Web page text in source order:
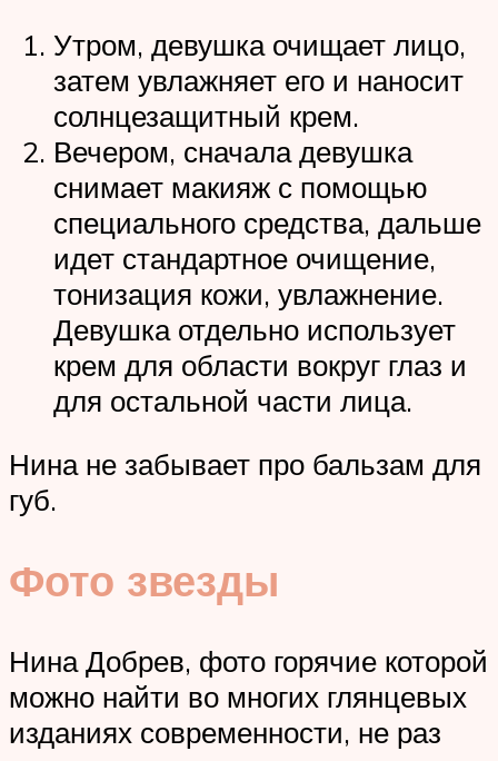
Утром, девушка очищает лицо,
затем увлажняет его и наносит
солнцезащитный крем.
Вечером, сначала девушка
снимает макияж с помощью
специального средства, дальше
идет стандартное очищение,
тонизация кожи, увлажнение.
Девушка отдельно использует
крем для области вокруг глаз и
для остальной части лица.
Нина не забывает про бальзам для
губ.
Фото звезды
Нина Добрев, фото горячие которой
можно найти во многих глянцевых
изданиях современности, не раз